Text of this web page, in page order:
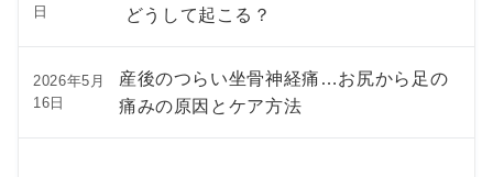
日
どうして起こる？
2026年5月
16日
産後のつらい坐骨神経痛…お尻から足の
痛みの原因とケア方法